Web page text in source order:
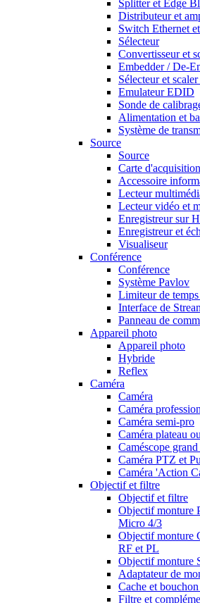
Splitter et Edge
Distributeur et
Switch Ethernet
Sélecteur
Convertisseur et
Embedder / De-
Sélecteur et
Emulateur EDID
Sonde de
Alimentation et
Système de
Source
Source
Carte
Accessoire
Lecteur
Lecteur vidéo et
Enregistreur sur
Enregistreur et
Visualiseur
Conférence
Conférence
Système Pavlov
Limiteur de
Interface de
Panneau de
Appareil photo
Appareil photo
Hybride
Reflex
Caméra
Caméra
Caméra
Caméra semi-pro
Caméra plateau
Caméscope
Caméra PTZ et
Caméra 'Action
Objectif et filtre
Objectif et filtre
Objectif monture
Micro 4/3
Objectif monture
RF et PL
Objectif monture
Adaptateur de
Cache et
Filtre et